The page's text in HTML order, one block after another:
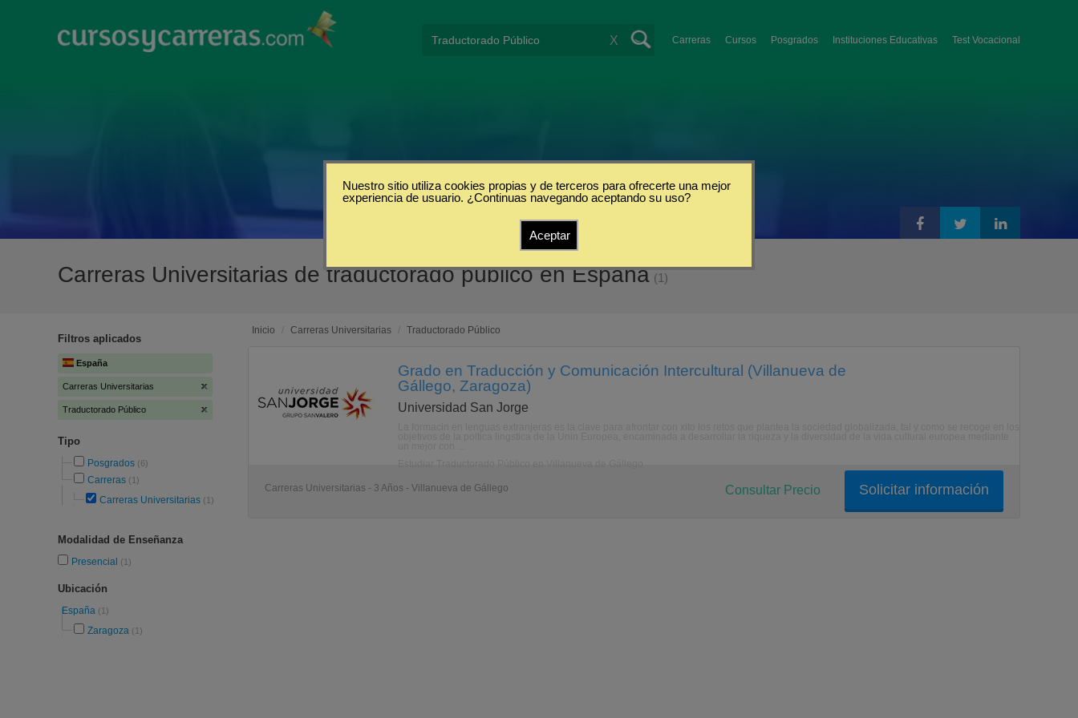
Carreras Cursos Posgrados Instituciones Educativas Test Vocacional
X
Carreras Universitarias de traductorado público en España (1)
Filtros aplicados
España
Carreras Universitarias
Traductorado Público
Tipo
Posgrados (6)
Carreras (1)
Carreras Universitarias (1)
Modalidad de Enseñanza
Presencial (1)
Ubicación
España (1)
Zaragoza (1)
Inicio / Carreras Universitarias / Traductorado Público
Grado en Traducción y Comunicación Intercultural (Villanueva de
Gállego, Zaragoza)
Universidad San Jorge
Carreras Universitarias - 3 Años - Villanueva de Gállego Solicitar información
Consultar Precio
Nuestro sitio utiliza cookies propias y de terceros para ofrecerte una mejor
experiencia de usuario. ¿Continuas navegando aceptando su uso?
Aceptar